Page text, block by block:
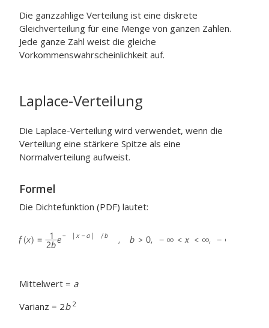
Die ganzzahlige Verteilung ist eine diskrete
Gleichverteilung für eine Menge von ganzen Zahlen.
Jede ganze Zahl weist die gleiche
Vorkommenswahrscheinlichkeit auf.
Laplace-Verteilung
Die Laplace-Verteilung wird verwendet, wenn die
Verteilung eine stärkere Spitze als eine
Normalverteilung aufweist.
Formel
Die Dichtefunktion (PDF) lautet:
Mittelwert = a
Varianz = 2b 2